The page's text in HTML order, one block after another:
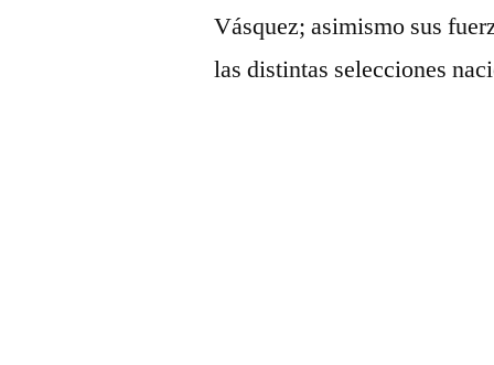
Vásquez; asimismo sus
las distintas selecciones